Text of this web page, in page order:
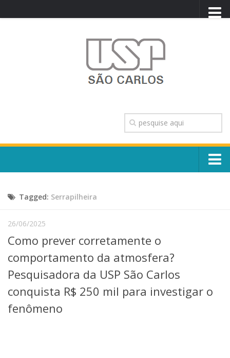
TRANSPARÊNCIA
OUVIDORIA
CONTATO
Escola, Institutos e Órgãos
Núcleos e Comissões
Telefones e Mapas
Ensino
Graduação
Pós-Graduação
Educação a distância
Cursos de Extensão
Tagged: Serrapilheira
26/06/2025
Como prever corretamente o
comportamento da atmosfera?
Pesquisadora da USP São Carlos
conquista R$ 250 mil para investigar o
fenômeno